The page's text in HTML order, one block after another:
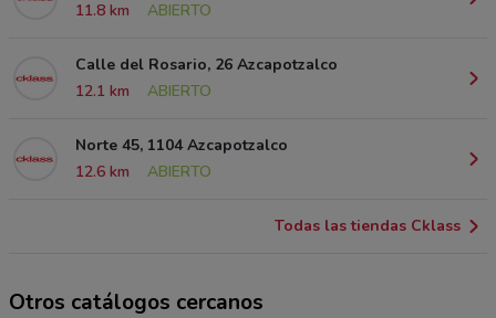
11.8 km
ABIERTO
Calle del Rosario, 26 Azcapotzalco
12.1 km
ABIERTO
Norte 45, 1104 Azcapotzalco
12.6 km
ABIERTO
Todas las tiendas Cklass
Otros catálogos cercanos